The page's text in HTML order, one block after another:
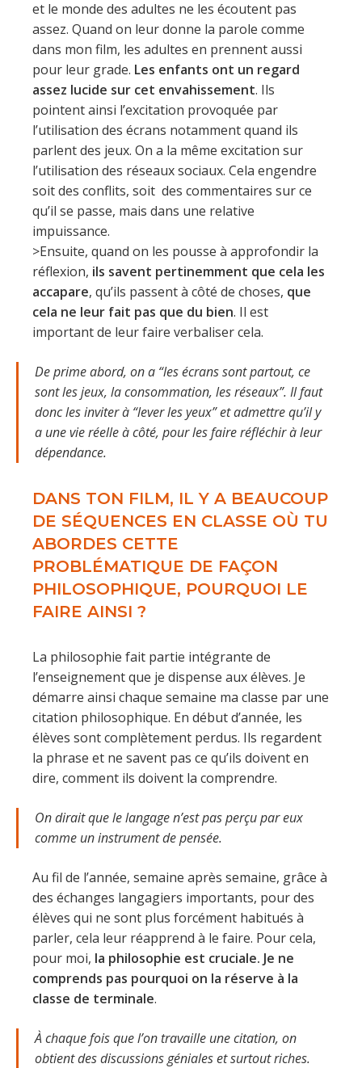
et le monde des adultes ne les écoutent pas
assez. Quand on leur donne la parole comme
dans mon film, les adultes en prennent aussi
pour leur grade. Les enfants ont un regard
assez lucide sur cet envahissement. Ils
pointent ainsi l’excitation provoquée par
l’utilisation des écrans notamment quand ils
parlent des jeux. On a la même excitation sur
l’utilisation des réseaux sociaux. Cela engendre
soit des conflits, soit des commentaires sur ce
qu’il se passe, mais dans une relative
impuissance.
>Ensuite, quand on les pousse à approfondir la
réflexion, ils savent pertinemment que cela les
accapare, qu’ils passent à côté de choses, que
cela ne leur fait pas que du bien. Il est
important de leur faire verbaliser cela.
De prime abord, on a “les écrans sont partout, ce
sont les jeux, la consommation, les réseaux”. Il faut
donc les inviter à “lever les yeux” et admettre qu’il y
a une vie réelle à côté, pour les faire réfléchir à leur
dépendance.
DANS TON FILM, IL Y A BEAUCOUP
DE SÉQUENCES EN CLASSE OÙ TU
ABORDES CETTE
PROBLÉMATIQUE DE FAÇON
PHILOSOPHIQUE, POURQUOI LE
FAIRE AINSI ?
La philosophie fait partie intégrante de
l’enseignement que je dispense aux élèves. Je
démarre ainsi chaque semaine ma classe par une
citation philosophique. En début d’année, les
élèves sont complètement perdus. Ils regardent
la phrase et ne savent pas ce qu’ils doivent en
dire, comment ils doivent la comprendre.
On dirait que le langage n’est pas perçu par eux
comme un instrument de pensée.
Au fil de l’année, semaine après semaine, grâce à
des échanges langagiers importants, pour des
élèves qui ne sont plus forcément habitués à
parler, cela leur réapprend à le faire. Pour cela,
pour moi, la philosophie est cruciale. Je ne
comprends pas pourquoi on la réserve à la
classe de terminale.
À chaque fois que l’on travaille une citation, on
obtient des discussions géniales et surtout riches.